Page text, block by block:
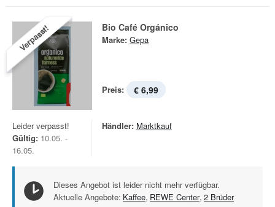
Verpasst! Bio Café Orgánico
Marke: Gepa
Preis: € 6,99
Leider verpasst!
Gültig: 10.05. -
16.05.
Händler: Marktkauf
Dieses Angebot ist leider nicht mehr verfügbar.
Aktuelle Angebote: Kaffee, REWE Center, 2 Brüder